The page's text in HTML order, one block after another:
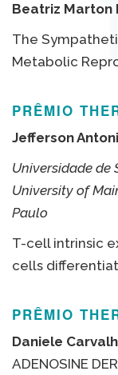
Beatriz Marton
The
Metabolic
PRÊMIO
Jefferson
Universidade de
University of
Paulo
T-cell intrinsic
cells
PRÊMIO
Daniele
ADENOSINE